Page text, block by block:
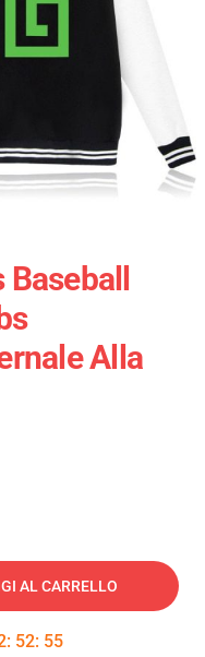
Alla
AL CARRELLO
: 52: 54